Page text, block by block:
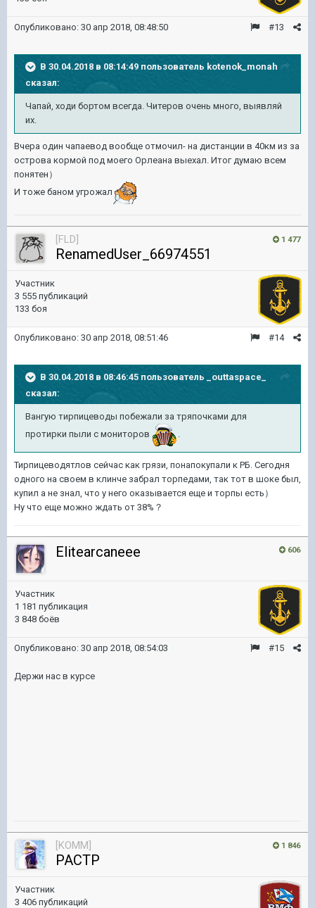
#13
Опубликовано: 30 апр 2018, 08:48:50
В 30.04.2018 в 08:14:49 пользователь kotenok_monah
сказал:
Чапай, ходи бортом всегда. Читеров очень много, выявляй
их.
Вчера один чапаевод вообще отмочил- на дистанции в 40км из за
острова кормой под моего Орлеана выехал. Итог думаю всем
понятен）
И тоже баном угрожал
1 477
[FLD]
RenamedUser_66974551
Участник
3 555 публикаций
133 боя
#14
Опубликовано: 30 апр 2018, 08:51:46
В 30.04.2018 в 08:46:45 пользователь
_outtaspace_
сказал:
Вангую тирпицеводы побежали за тряпочками для
протирки пыли с мониторов
.
Тирпицеводятлов сейчас как грязи, понапокупали к РБ. Сегодня
одного на своем в клинче забрал торпедами, так тот в шоке был,
купил а не знал, что у него оказывается еще и торпы есть）
Ну что еще можно ждать от 38%？
606
Elitearcaneee
Участник
1 181 публикация
3 848 боёв
#15
Опубликовано: 30 апр 2018, 08:54:03
Держи нас в курсе
1 846
[KOMM]
PACTP
Участник
3 406 публикаций